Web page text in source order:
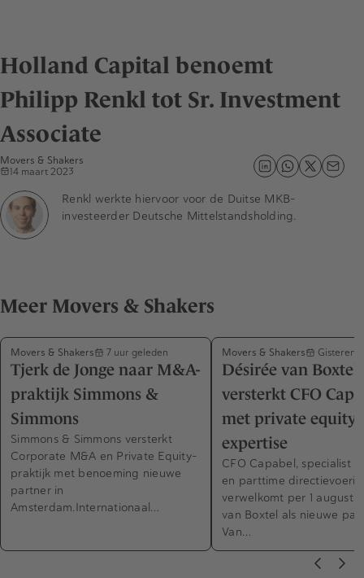
Holland Capital benoemt
Philipp Renkl tot Sr. Investment
Associate
Movers & Shakers
14 maart 2023
Renkl werkte hiervoor voor de Duitse MKB-
investeerder Deutsche Mittelstandsholding.
Meer Movers & Shakers
Movers & Shakers 7 uur geleden
Tjerk de Jonge naar M&A-
praktijk Simmons &
Simmons
Simmons & Simmons versterkt
Corporate M&A en Private Equity-
praktijk met benoeming nieuwe
partner in
Amsterdam.Internationaal…
Movers & Shakers Gisteren
Désirée van Boxtel
versterkt CFO
met private equity-
expertise
CFO Capabel, specialist
en parttime
verwelkomt per 1
van Boxtel als nieuwe
Van…